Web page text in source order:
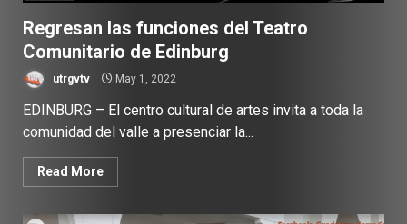
Regresan las funciones del Teatro
Comunitario de Edinburg
utrgvtv May 1, 2022
EDINBURG – El centro cultural de artes invita a toda la
comunidad del valle a presenciar la...
Read More